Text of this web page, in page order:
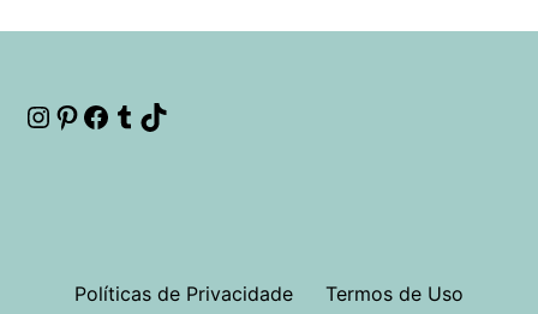
Instagram
Pinterest
Facebook
Tumblr
Políticas de Privacidade Termos de Uso